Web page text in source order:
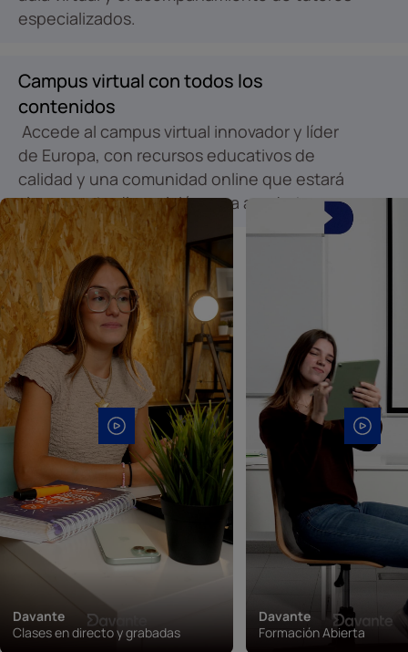
especializados.
Campus virtual con todos los
contenidos
Accede al campus virtual innovador y líder
de Europa, con recursos educativos de
calidad y una comunidad online que estará
siempre a tu disposición para ayudarte.
Davante
Clases en directo y grabadas
Davante
Formación Abierta